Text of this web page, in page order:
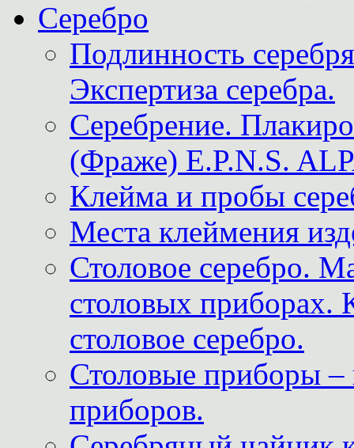
Серебро
Подлинность
Экспертиза серебра.
Серебрение.
(Фраже) E.P.N.S.
Клейма и пробы
Места клеймения
Столовое серебро.
столовых приборах.
столовое серебро.
Столовые приборы –
приборов.